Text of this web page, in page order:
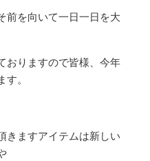
前を向いて一日一日を大
おりますので皆様、今年
。
きますアイテムは新しい